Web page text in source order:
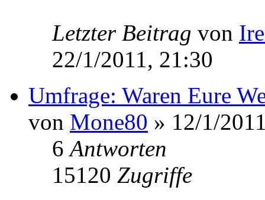
Letzter Beitrag von
22/1/2011, 21:30
Umfrage: Waren Eure
von Mone80 » 12/1/
6Antworten
15120 Zugriffe